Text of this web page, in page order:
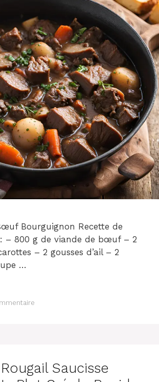
Bourguignon Recette de
– 800 g de viande de bœuf – 2
– 2 gousses d’ail – 2
…
Saucisse